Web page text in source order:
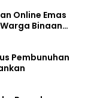
Online Emas
Binaan
Pembunuhan